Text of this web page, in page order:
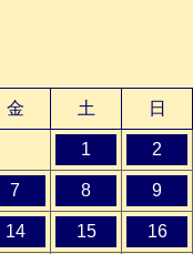
金 土 日
1 2
7 8 9
14 15 16